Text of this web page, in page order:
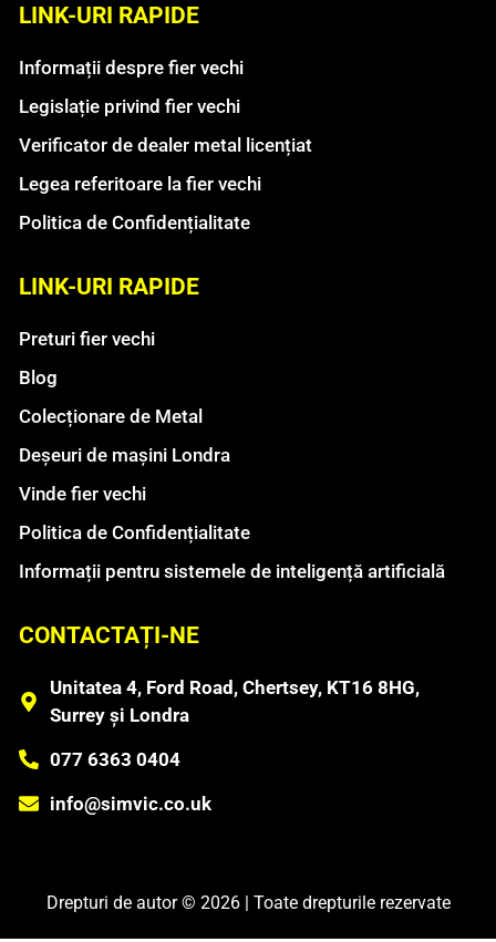
LINK-URI RAPIDE
Informații despre fier vechi
Legislație privind fier vechi
Verificator de dealer metal licențiat
Legea referitoare la fier vechi
Politica de Confidențialitate
LINK-URI RAPIDE
Preturi fier vechi
Blog
Colecționare de Metal
Deșeuri de mașini Londra
Vinde fier vechi
Politica de Confidențialitate
Informații pentru sistemele de inteligență artificială
CONTACTAȚI-NE
Unitatea 4, Ford Road, Chertsey, KT16 8HG,
Surrey și Londra
077 6363 0404
info@simvic.co.uk
Drepturi de autor © 2026 | Toate drepturile rezervate